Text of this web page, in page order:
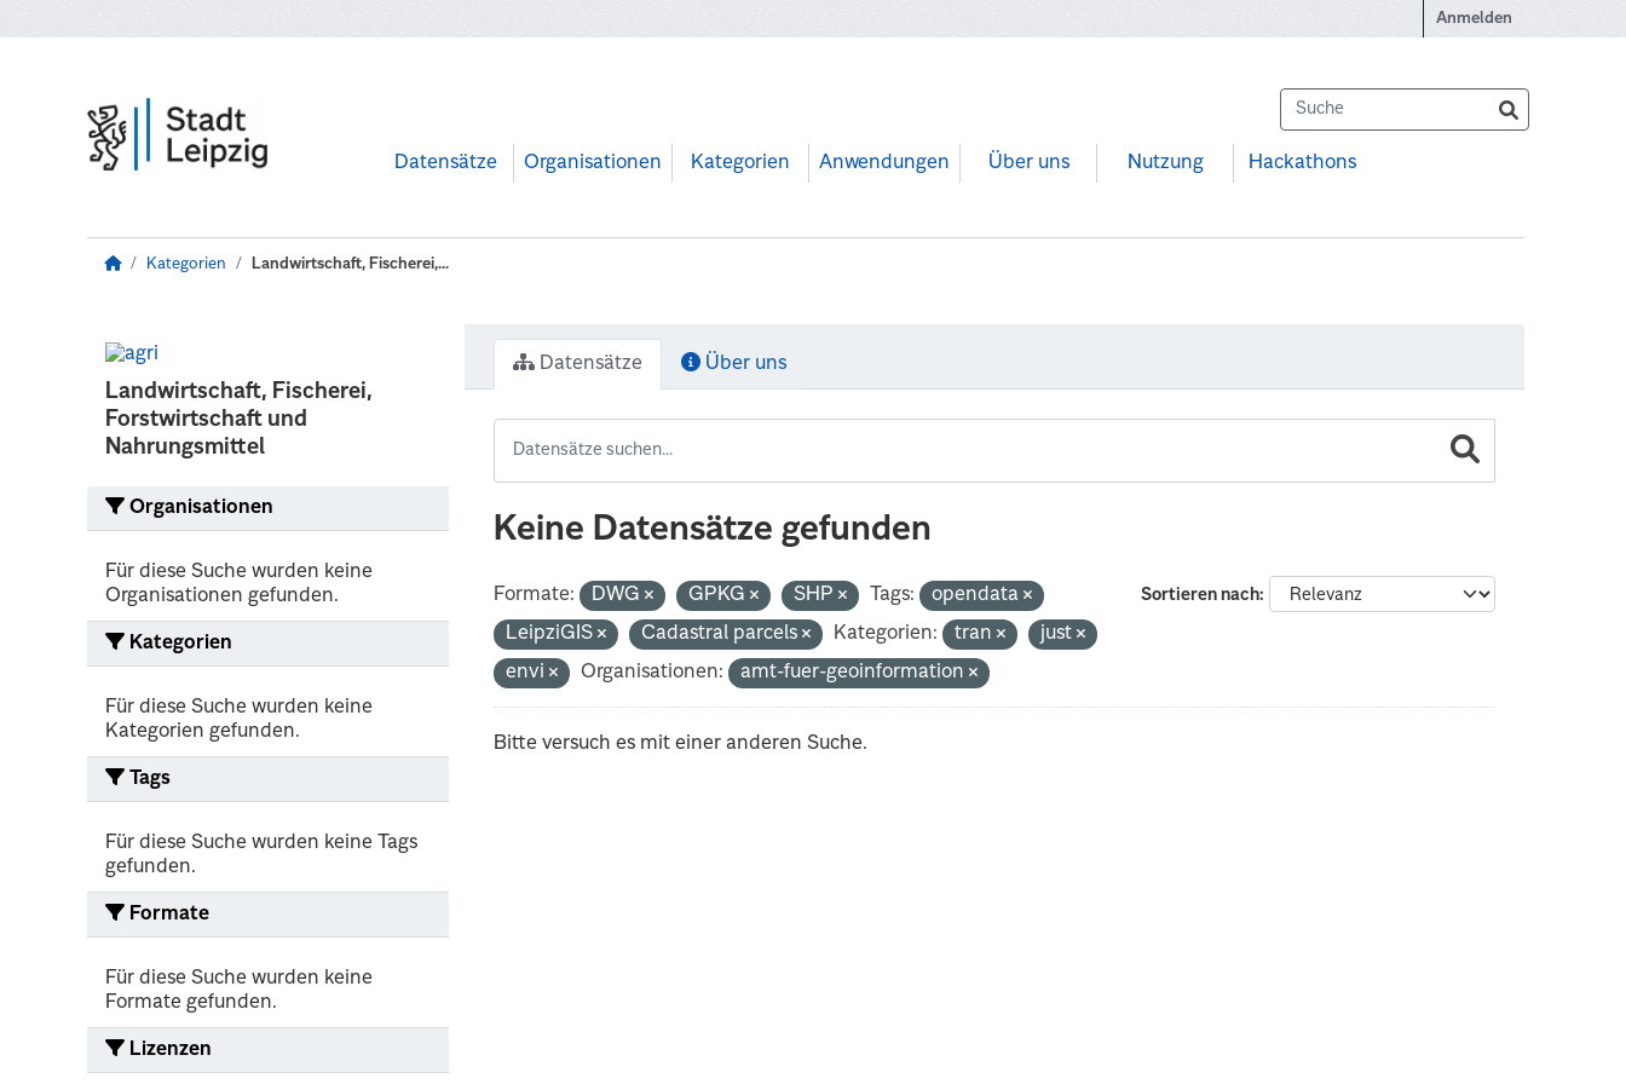
Anmelden
Datensätze Organisationen Kategorien Anwendungen Über uns Nutzung Hackathons
Kategorien Landwirtschaft, Fischerei,...
Landwirtschaft, Fischerei,
Forstwirtschaft und
Nahrungsmittel
Organisationen
Für diese Suche wurden keine
Organisationen gefunden.
Kategorien
Für diese Suche wurden keine
Kategorien gefunden.
Tags
Für diese Suche wurden keine Tags
gefunden.
Formate
Für diese Suche wurden keine
Formate gefunden.
Lizenzen
Datensätze Über uns
Keine Datensätze gefunden
Sortieren nach
Formate: DWG GPKG SHP Tags:
opendata
LeipziGIS
Cadastral parcels Kategorien: tran
just
envi
Organisationen: amt-fuer-geoinformation
Bitte versuch es mit einer anderen Suche.